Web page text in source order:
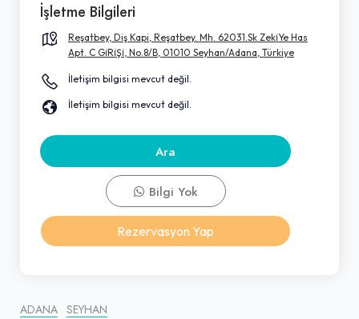
ADANA SEYHAN
İşletme Bilgileri
Reşatbey, Diş Kapi, Reşatbey. Mh. 62031.Sk Zeki̇Ye Has
Apt. C Gi̇Ri̇Şi̇, No.8/B, 01010 Seyhan/Adana, Türkiye
İletişim bilgisi mevcut değil.
İletişim bilgisi mevcut değil.
Ara
Bilgi Yok
Rezervasyon Yap